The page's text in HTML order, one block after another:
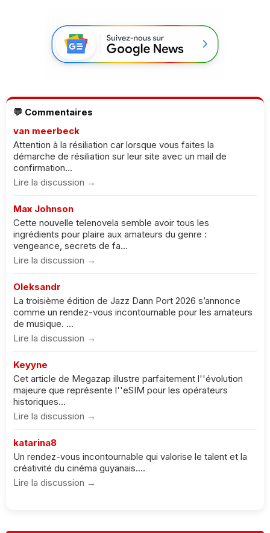
💬 Commentaires
van meerbeck
Attention à la résiliation car lorsque vous faites la
démarche de résiliation sur leur site avec un mail de
confirmation...
Lire la discussion →
Max Johnson
Cette nouvelle telenovela semble avoir tous les
ingrédients pour plaire aux amateurs du genre :
vengeance, secrets de fa...
Lire la discussion →
Oleksandr
La troisième édition de Jazz Dann Port 2026 s’annonce
comme un rendez-vous incontournable pour les amateurs
de musique. ...
Lire la discussion →
Keyyne
Cet article de Megazap illustre parfaitement l''évolution
majeure que représente l''eSIM pour les opérateurs
historiques...
Lire la discussion →
katarina8
Un rendez-vous incontournable qui valorise le talent et la
créativité du cinéma guyanais....
Lire la discussion →